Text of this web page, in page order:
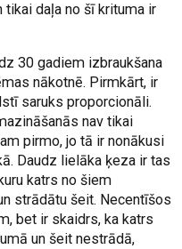
daļa no šī krituma ir
30 gadiem izbraukšana
nākotnē. Pirmkārt, ir
saruks proporcionāli.
nav tikai
pirmo, jo tā ir nonākusi
Daudz lielāka ķeza ir tas
katrs no šiem
strādātu šeit. Necentīšos
bet ir skaidrs, ka katrs
un šeit nestrādā,